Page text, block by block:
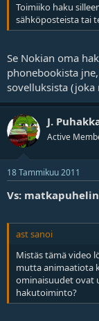
Toimiiko haku
sähköposteista tai
Se Nokian oma
phonebookista
sovelluksista (joka
J.
Active
18 Tammikuu 2011
Vs:
ast sanoi
Mistäs tämä video
mutta animaatiota
ominaisuudet ovat
hakutoiminto?